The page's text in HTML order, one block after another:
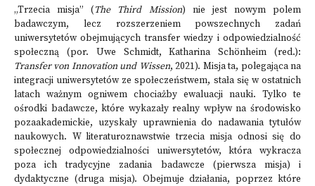
„Trzecia misja” (The Third Mission) nie jest nowym polem
badawczym, lecz rozszerzeniem powszechnych zadań
uniwersytetów obejmujących transfer wiedzy i odpowiedzialność
społeczną (por. Uwe Schmidt, Katharina Schönheim (red.):
Transfer von Innovation und Wissen, 2021). Misja ta, polegająca na
integracji uniwersytetów ze społeczeństwem, stała się w ostatnich
latach ważnym ogniwem chociażby ewaluacji nauki. Tylko te
ośrodki badawcze, które wykazały realny wpływ na środowisko
pozaakademickie, uzyskały uprawnienia do nadawania tytułów
naukowych. W literaturoznawstwie trzecia misja odnosi się do
społecznej odpowiedzialności uniwersytetów, która wykracza
poza ich tradycyjne zadania badawcze (pierwsza misja) i
dydaktyczne (druga misja). Obejmuje działania, poprzez które